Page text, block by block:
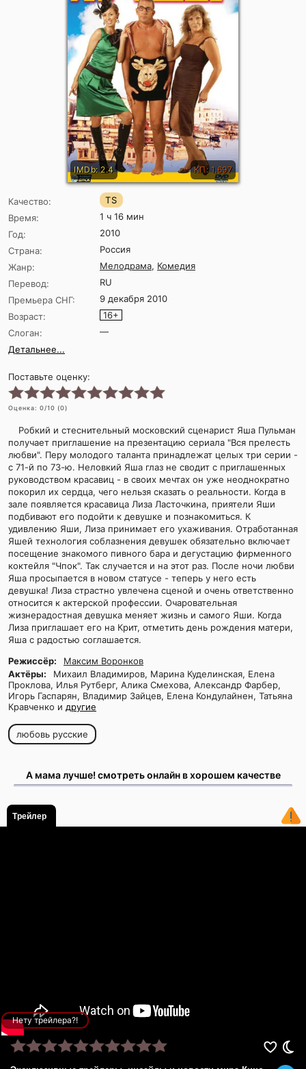
IMDb: 2.4 КП: 1.697
Качество:
TS
Время:
1 ч 16 мин
Год:
2010
Страна:
Россия
Жанр:
Мелодрама, Комедия
Перевод:
RU
Премьера СНГ:
9 декабря 2010
Возраст:
16+
Слоган:
—
Детальнее...
Поставьте оценку:
Оценка: 0/10 (0)
Робкий и стеснительный московский сценарист Яша Пульман
получает приглашение на презентацию сериала "Вся прелесть
любви". Перу молодого таланта принадлежат целых три серии -
с 71-й по 73-ю. Неловкий Яша глаз не сводит с приглашенных
руководством красавиц - в своих мечтах он уже неоднократно
покорил их сердца, чего нельзя сказать о реальности. Когда в
зале появляется красавица Лиза Ласточкина, приятели Яши
подбивают его подойти к девушке и познакомиться. К
удивлению Яши, Лиза принимает его ухаживания. Отработанная
Яшей технология соблазнения девушек обязательно включает
посещение знакомого пивного бара и дегустацию фирменного
коктейля "Чпок". Так случается и на этот раз. После ночи любви
Яша просыпается в новом статусе - теперь у него есть
девушка! Лиза страстно увлечена сценой и очень ответственно
относится к актерской профессии. Очаровательная
жизнерадостная девушка меняет жизнь и самого Яши. Когда
Лиза приглашает его на Крит, отметить день рождения матери,
Яша с радостью соглашается.
Режиссёр:
Максим Воронков
Актёры:
Михаил Владимиров, Марина Куделинская, Елена
Проклова, Илья Рутберг, Алика Смехова, Александр Фарбер,
Игорь Гаспарян, Владимир Зайцев, Елена Кондулайнен, Татьяна
Кравченко и другие
любовь русские
А мама лучше! смотреть онлайн в хорошем качестве
Трейлер
Нету трейлера?!